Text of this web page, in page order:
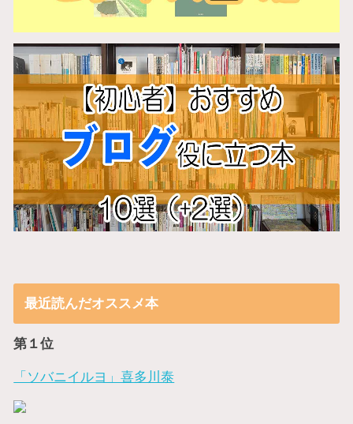
最近読んだオススメ本
第１位
「ソバニイルヨ」喜多川泰